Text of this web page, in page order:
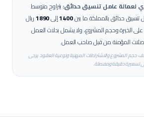
لعمالة عامل تنسيق حدائق:يتراوح متوسط
تنسيق حدائقبالمملكة ما بين1400إلى1890ريال
الخبرة وحجم المشروع، ولا يشمل بدلات العمل
المؤمنة من قبل صاحب العمل.
حجم المشروع والاشتراطات المهنية ونوعية العقود. يرجى
تسعيرة دقيقة ومفصلة.